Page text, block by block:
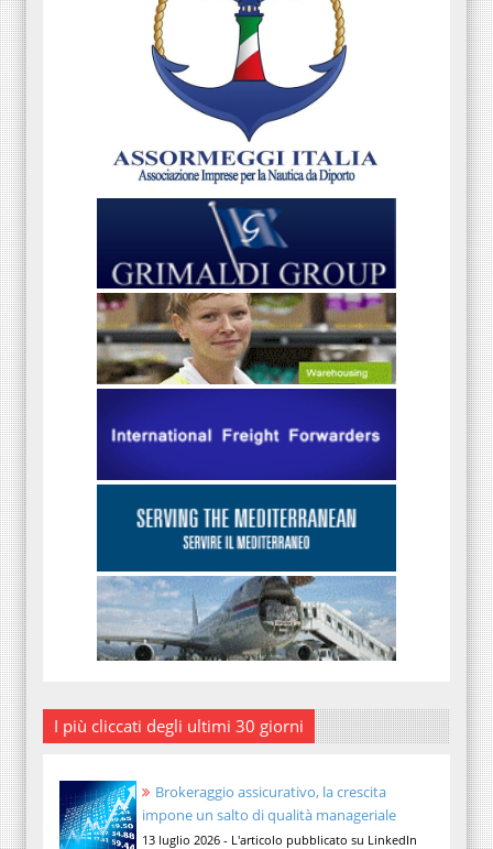
I più cliccati degli ultimi 30 giorni
Brokeraggio assicurativo, la crescita
impone un salto di qualità manageriale
13 luglio 2026 - L'articolo pubblicato su LinkedIn